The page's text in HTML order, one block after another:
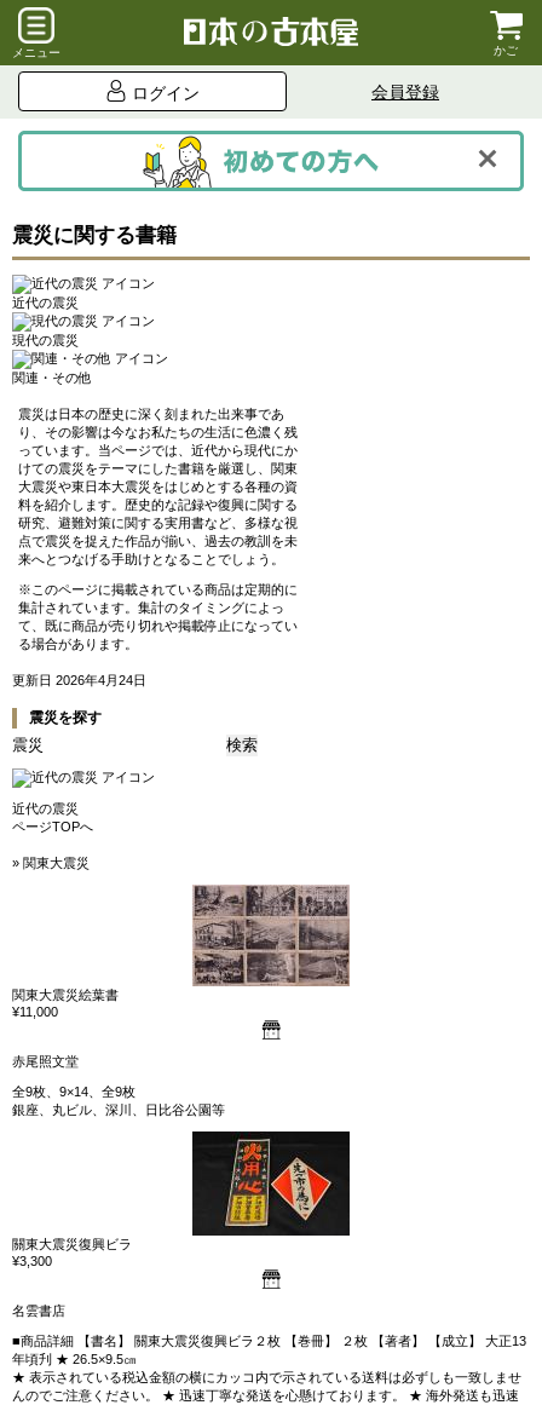
メニュー かご
ログイン 会員登録
震災に関する書籍
近代の震災
現代の震災
関連・その他
震災は日本の歴史に深く刻まれた出来事であ
り、その影響は今なお私たちの生活に色濃く残
っています。当ページでは、近代から現代にか
けての震災をテーマにした書籍を厳選し、関東
大震災や東日本大震災をはじめとする各種の資
料を紹介します。歴史的な記録や復興に関する
研究、避難対策に関する実用書など、多様な視
点で震災を捉えた作品が揃い、過去の教訓を未
来へとつなげる手助けとなることでしょう。
※このページに掲載されている商品は定期的に
集計されています。集計のタイミングによっ
て、既に商品が売り切れや掲載停止になってい
る場合があります。
更新日 2026年4月24日
震災を探す
近代の震災
ページTOPへ
» 関東大震災
関東大震災絵葉書
¥11,000
赤尾照文堂
全9枚、9×14、全9枚
銀座、丸ビル、深川、日比谷公園等
關東大震災復興ビラ
¥3,300
名雲書店
■商品詳細 【書名】 關東大震災復興ビラ２枚 【巻冊】 ２枚 【著者】 【成立】 大正13
年頃刋 ★ 26.5×9.5㎝
★ 表示されている税込金額の横にカッコ内で示されている送料は必ずしも一致しませ
んのでご注意ください。 ★ 迅速丁寧な発送を心懸けております。 ★ 海外発送も迅速